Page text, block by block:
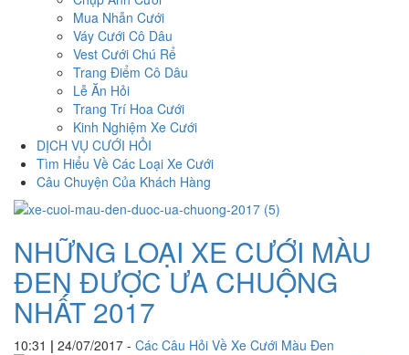
Mua Nhẫn Cưới
Váy Cưới Cô Dâu
Vest Cưới Chú Rể
Trang Điểm Cô Dâu
Lễ Ăn Hỏi
Trang Trí Hoa Cưới
Kinh Nghiệm Xe Cưới
DỊCH VỤ CƯỚI HỎI
Tìm Hiểu Về Các Loại Xe Cưới
Câu Chuyện Của Khách Hàng
NHỮNG LOẠI XE CƯỚI MÀU
ĐEN ĐƯỢC ƯA CHUỘNG
NHẤT 2017
10:31 | 24/07/2017 - Các Câu Hỏi Về Xe Cưới Màu Đen